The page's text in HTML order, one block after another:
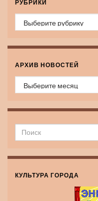
РУБРИКИ
Рубрики
АРХИВ НОВОСТЕЙ
Архив новостей
КУЛЬТУРА ГОРОДА